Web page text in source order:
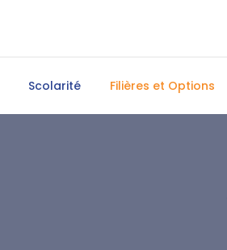
Scolarité Filières et Options